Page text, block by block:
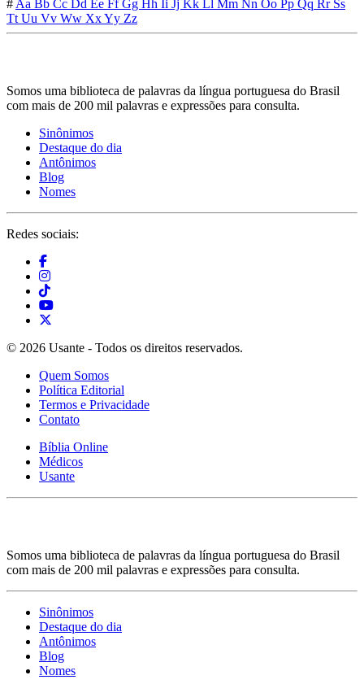
# Aa Bb Cc Dd Ee FfGg Hh Ii Jj Kk Ll Mm Nn Oo Pp Qq Rr Ss
Tt Uu Vv Ww XxYy Zz
Somos uma biblioteca de palavras da língua portuguesa do Brasil
com mais de 200 mil palavras e expressões para consulta.
Sinônimos
Destaque do dia
Antônimos
Blog
Nomes
Redes sociais:
© 2026 Usante - Todos os direitos reservados.
Quem Somos
Política Editorial
Termos e Privacidade
Contato
Bíblia Online
Médicos
Usante
Somos uma biblioteca de palavras da língua portuguesa do Brasil
com mais de 200 mil palavras e expressões para consulta.
Sinônimos
Destaque do dia
Antônimos
Blog
Nomes